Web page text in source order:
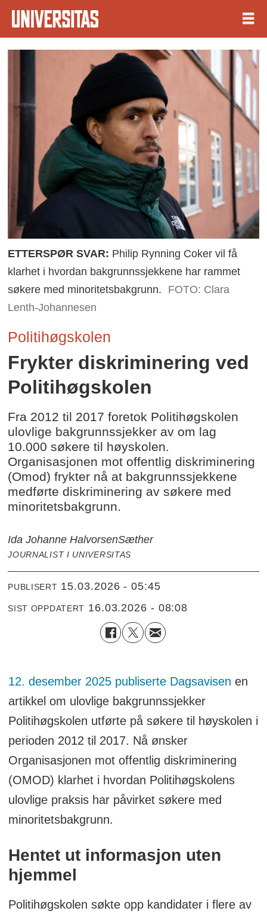
ETTERSPØR SVAR: Philip Rynning Coker vil få
klarhet i hvordan bakgrunnssjekkene har rammet
søkere med minoritetsbakgrunn.
FOTO: Clara
Lenth-Johannesen
Politihøgskolen
Frykter diskriminering ved
Politihøgskolen
Fra 2012 til 2017 foretok Politihøgskolen
ulovlige bakgrunnssjekker av om lag
10.000 søkere til høyskolen.
Organisasjonen mot offentlig diskriminering
(Omod) frykter nå at bakgrunnssjekkene
medførte diskriminering av søkere med
minoritetsbakgrunn.
Ida Johanne HalvorsenSæther
JOURNALIST I UNIVERSITAS
PUBLISERT 15.03.2026 - 05:45
SIST OPPDATERT 16.03.2026 - 08:08
12. desember 2025 publiserte Dagsavisen en
artikkel om ulovlige bakgrunnssjekker
Politihøgskolen utførte på søkere til høyskolen i
perioden 2012 til 2017. Nå ønsker
Organisasjonen mot offentlig diskriminering
(OMOD) klarhet i hvordan Politihøgskolens
ulovlige praksis har påvirket søkere med
minoritetsbakgrunn.
Hentet ut informasjon uten
hjemmel
Politihøgskolen søkte opp kandidater i flere av